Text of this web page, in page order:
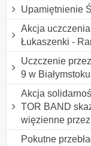
Upamiętnienie
Akcja
Łukaszenki -
Uczczenie
9 w
Akcja
TOR BAND
więzienne
Pokutne